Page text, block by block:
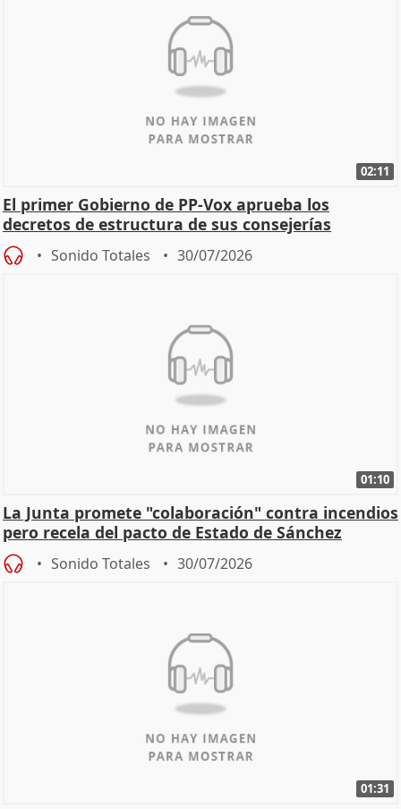
02:11
El primer Gobierno de PP-Vox aprueba los
decretos de estructura de sus consejerías
Sonido Totales 30/07/2026
01:10
La Junta promete "colaboración" contra incendios
pero recela del pacto de Estado de Sánchez
Sonido Totales 30/07/2026
01:31